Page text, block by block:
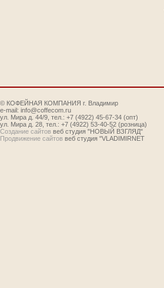
© КОФЕЙНАЯ КОМПАНИЯ г. Владимир
e-mail: info@coffecom.ru
ул. Мира д. 44/9, тел.: +7 (4922) 45-67-34 (опт)
ул. Мира д. 28, тел.: +7 (4922) 53-40-52 (розница)
Создание сайтов веб студия "НОВЫЙ ВЗГЛЯД"
Продвижение сайтов веб студия "VLADIMIRNET